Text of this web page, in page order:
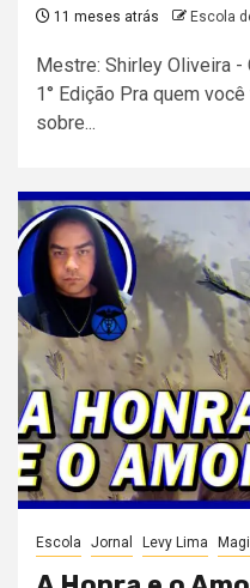
11 meses atrás Escola
Mestre: Shirley Oliveira -
1° Edição Pra quem
sobre...
Escola Jornal Levy Lima